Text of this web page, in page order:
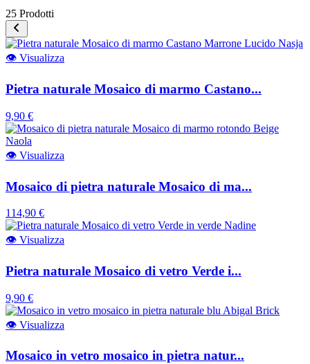
25 Prodotti
👁 Visualizza
Pietra naturale Mosaico di marmo Castano...
9,90 €
👁 Visualizza
Mosaico di pietra naturale Mosaico di ma...
114,90 €
👁 Visualizza
Pietra naturale Mosaico di vetro Verde i...
9,90 €
👁 Visualizza
Mosaico in vetro mosaico in pietra natur...